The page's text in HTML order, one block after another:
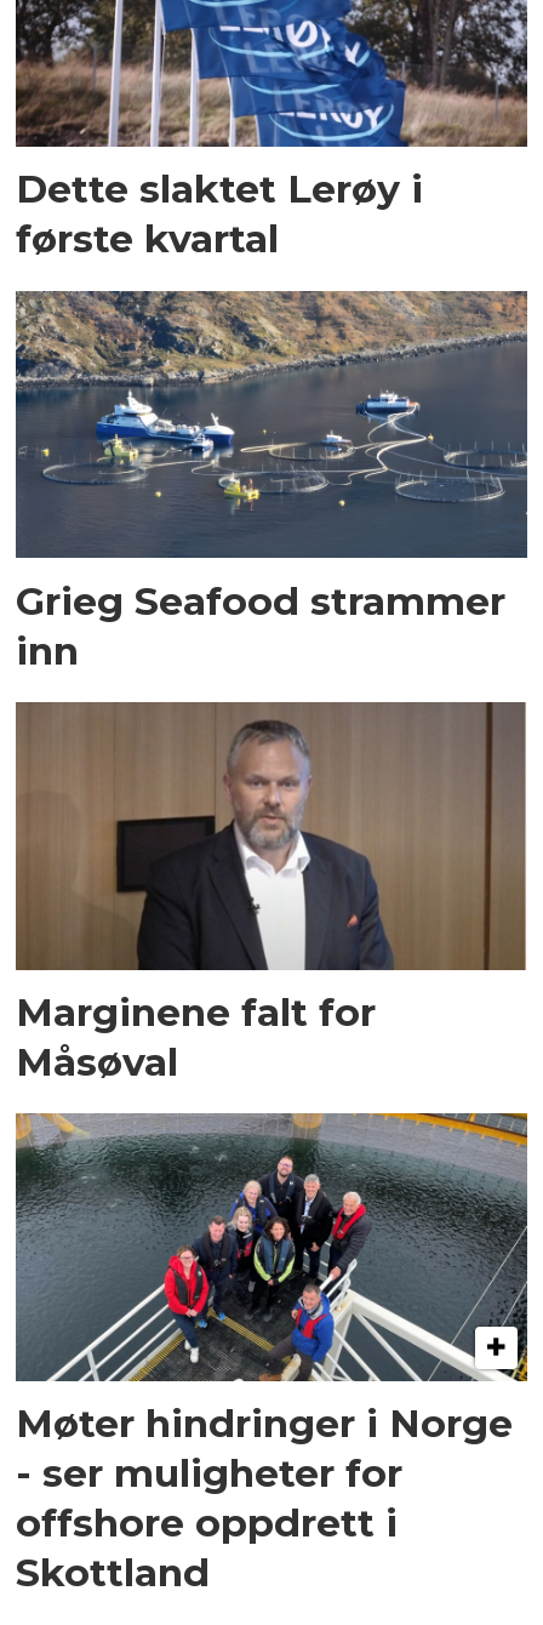
Dette slaktet Lerøy i
første kvartal
Grieg Seafood strammer
inn
Marginene falt for
Måsøval
Møter hindringer i Norge
- ser muligheter for
offshore oppdrett i
Skottland